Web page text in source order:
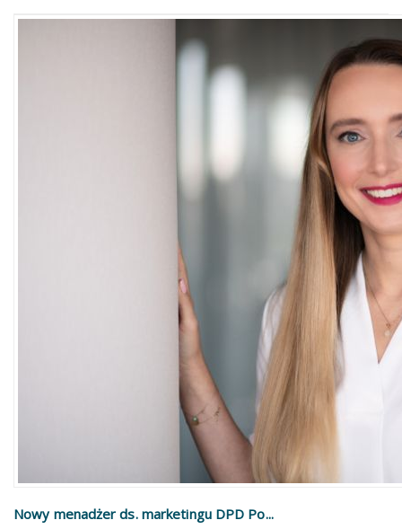
Nowy menadżer ds. marketingu DPD Po...